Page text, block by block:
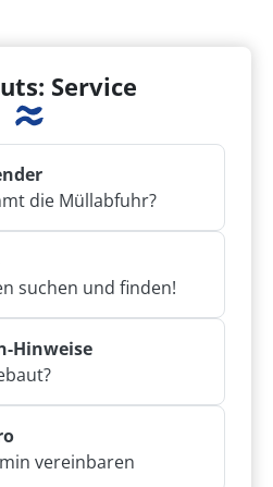
Service
die Müllabfuhr?
suchen und finden!
Hinweise
vereinbaren